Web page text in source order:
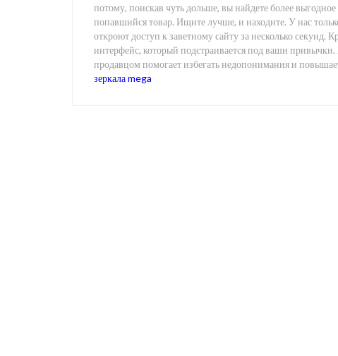
потому, поискав чуть дольше, вы найдете более
попавшийся товар. Ищите лучше, и находите. У нас
откроют доступ к заветному сайту за несколько
интерфейс, который подстраивается под ваши
продавцом помогает избегать недопонимания и
зеркала mega